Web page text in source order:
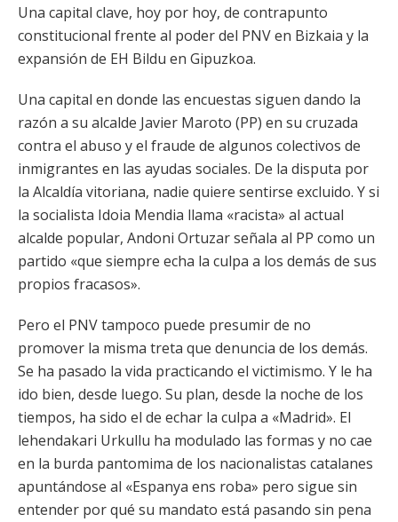
Una capital clave, hoy por hoy, de contrapunto
constitucional frente al poder del PNV en Bizkaia y la
expansión de EH Bildu en Gipuzkoa.
Una capital en donde las encuestas siguen dando la
razón a su alcalde Javier Maroto (PP) en su cruzada
contra el abuso y el fraude de algunos colectivos de
inmigrantes en las ayudas sociales. De la disputa por
la Alcaldía vitoriana, nadie quiere sentirse excluido. Y si
la socialista Idoia Mendia llama «racista» al actual
alcalde popular, Andoni Ortuzar señala al PP como un
partido «que siempre echa la culpa a los demás de sus
propios fracasos».
Pero el PNV tampoco puede presumir de no
promover la misma treta que denuncia de los demás.
Se ha pasado la vida practicando el victimismo. Y le ha
ido bien, desde luego. Su plan, desde la noche de los
tiempos, ha sido el de echar la culpa a «Madrid». El
lehendakari Urkullu ha modulado las formas y no cae
en la burda pantomima de los nacionalistas catalanes
apuntándose al «Espanya ens roba» pero sigue sin
entender por qué su mandato está pasando sin pena